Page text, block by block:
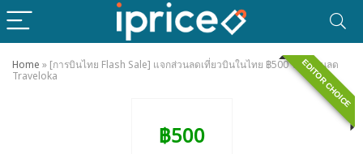
Home » [การบินไทย Flash Sale] แจกส่วนลดเที่ยวบินในไทย ฿500 โค้ดส่วนลด
Traveloka
EDITOR CHOICE
฿500